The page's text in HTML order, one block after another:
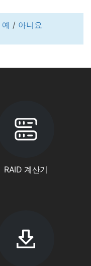
예 / 아니요
RAID 계산기